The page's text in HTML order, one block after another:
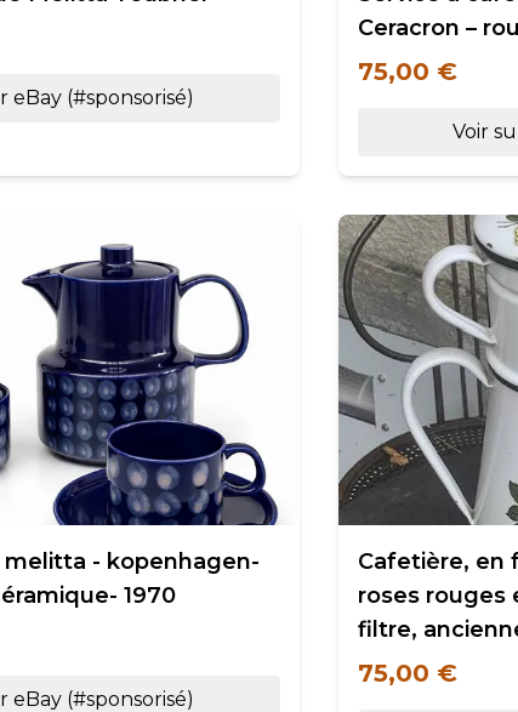
eBay (#sponsorisé)
Ceracron –
75,00 €
Voir
melitta - kopenhagen-
1970
eBay (#sponsorisé)
Cafetière, en
roses rouges
filtre,
75,00 €